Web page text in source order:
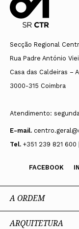
Secção Regional
Rua Padre António
Casa das Caldeiras – A
3000-315 Coimbra
Atendimento:
E-mail.
Tel. +351 239 821 600
FACEBOOK
A ORDEM
Ordem dos
ARQUITETURA